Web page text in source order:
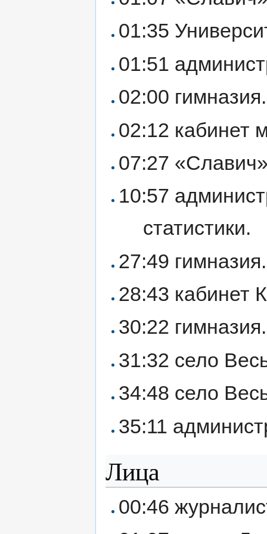
01:35
01:51
02:00 гимназия.
02:12 кабинет
07:27
10:57
статистики.
27:49 гимназия.
28:43 кабинет
30:22 гимназия.
31:32 село
34:48 село
35:11
Лица
00:46